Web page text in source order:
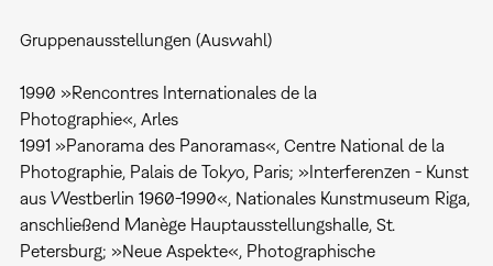
Gruppenausstellungen (Auswahl)
1990 »Rencontres Internationales de la
Photographie«, Arles
1991 »Panorama des Panoramas«, Centre National de la
Photographie, Palais de Tokyo, Paris; »Interferenzen - Kunst
aus Westberlin 1960-1990«, Nationales Kunstmuseum Riga,
anschließend Manège Hauptausstellungshalle, St.
Petersburg; »Neue Aspekte«, Photographische